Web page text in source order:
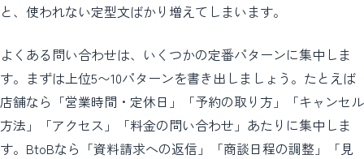
と、使われない定型文ばかり増えてしまいます。
よくある問い合わせは、いくつかの定番パターンに集中しま
す。まずは上位5〜10パターンを書き出しましょう。たとえば
店舗なら「営業時間・定休日」「予約の取り方」「キャンセル
方法」「アクセス」「料金の問い合わせ」あたりに集中しま
す。BtoBなら「資料請求への返信」「商談日程の調整」「見